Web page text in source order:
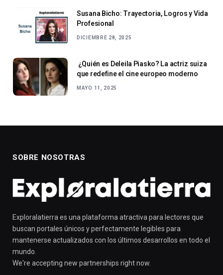
Susana Bicho: Trayectoria, Logros y Vida
Profesional
DICIEMBRE 28, 2025
¿Quién es Deleila Piasko? La actriz suiza
que redefine el cine europeo moderno
MAYO 11, 2025
SOBRE NOSOTRAS
Exploralatierra es una plataforma atractiva para lectores que
buscan portales únicos y perfectamente legibles para
mantenerse actualizados con los últimos desarrollos en todo el
mundo.
We're accepting new partnerships right now.